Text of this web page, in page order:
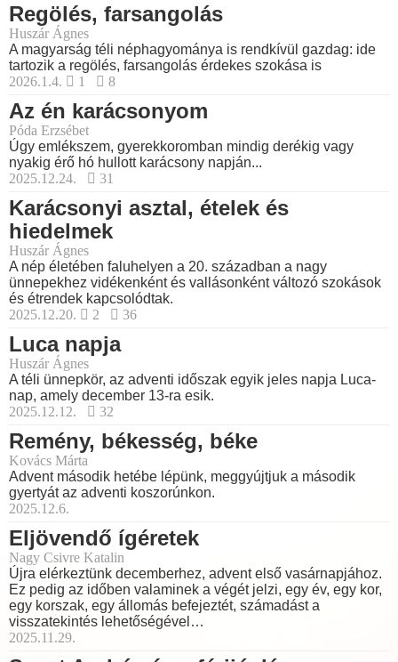
Regölés, farsangolás
Huszár Ágnes
A magyarság téli néphagyománya is rendkívül gazdag: ide
tartozik a regölés, farsangolás érdekes szokása is
2026.1.4.
1 8
Az én karácsonyom
Póda Erzsébet
Úgy emlékszem, gyerekkoromban mindig derékig vagy
nyakig érő hó hullott karácsony napján...
2025.12.24.
31
Karácsonyi asztal, ételek és
hiedelmek
Huszár Ágnes
A nép életében faluhelyen a 20. században a nagy
ünnepekhez vidékenként és vallásonként változó szokások
és étrendek kapcsolódtak.
2025.12.20.
2 36
Luca napja
Huszár Ágnes
A téli ünnepkör, az adventi időszak egyik jeles napja Luca-
nap, amely december 13-ra esik.
2025.12.12.
32
Remény, békesség, béke
Kovács Márta
Advent második hetébe lépünk, meggyújtjuk a második
gyertyát az adventi koszorúnkon.
2025.12.6.
Eljövendő ígéretek
Nagy Csivre Katalin
Újra elérkeztünk decemberhez, advent első vasárnapjához.
Ez pedig az időben valaminek a végét jelzi, egy év, egy kor,
egy korszak, egy állomás befejeztét, számadást a
visszatekintés lehetőségével…
2025.11.29.